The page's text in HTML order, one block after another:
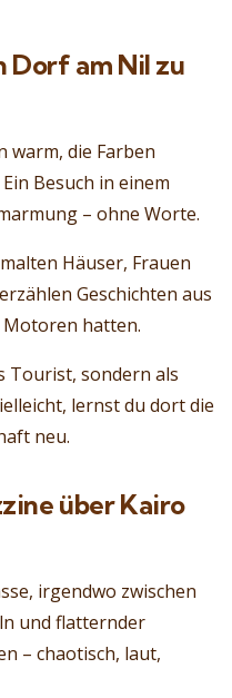
Dorf am Nil zu
warm, die Farben
Besuch in einem
– ohne Worte.
Häuser, Frauen
Geschichten aus
Motoren hatten.
Tourist, sondern als
lernst du dort die
neu.
über Kairo
irgendwo zwischen
und flatternder
– chaotisch, laut,